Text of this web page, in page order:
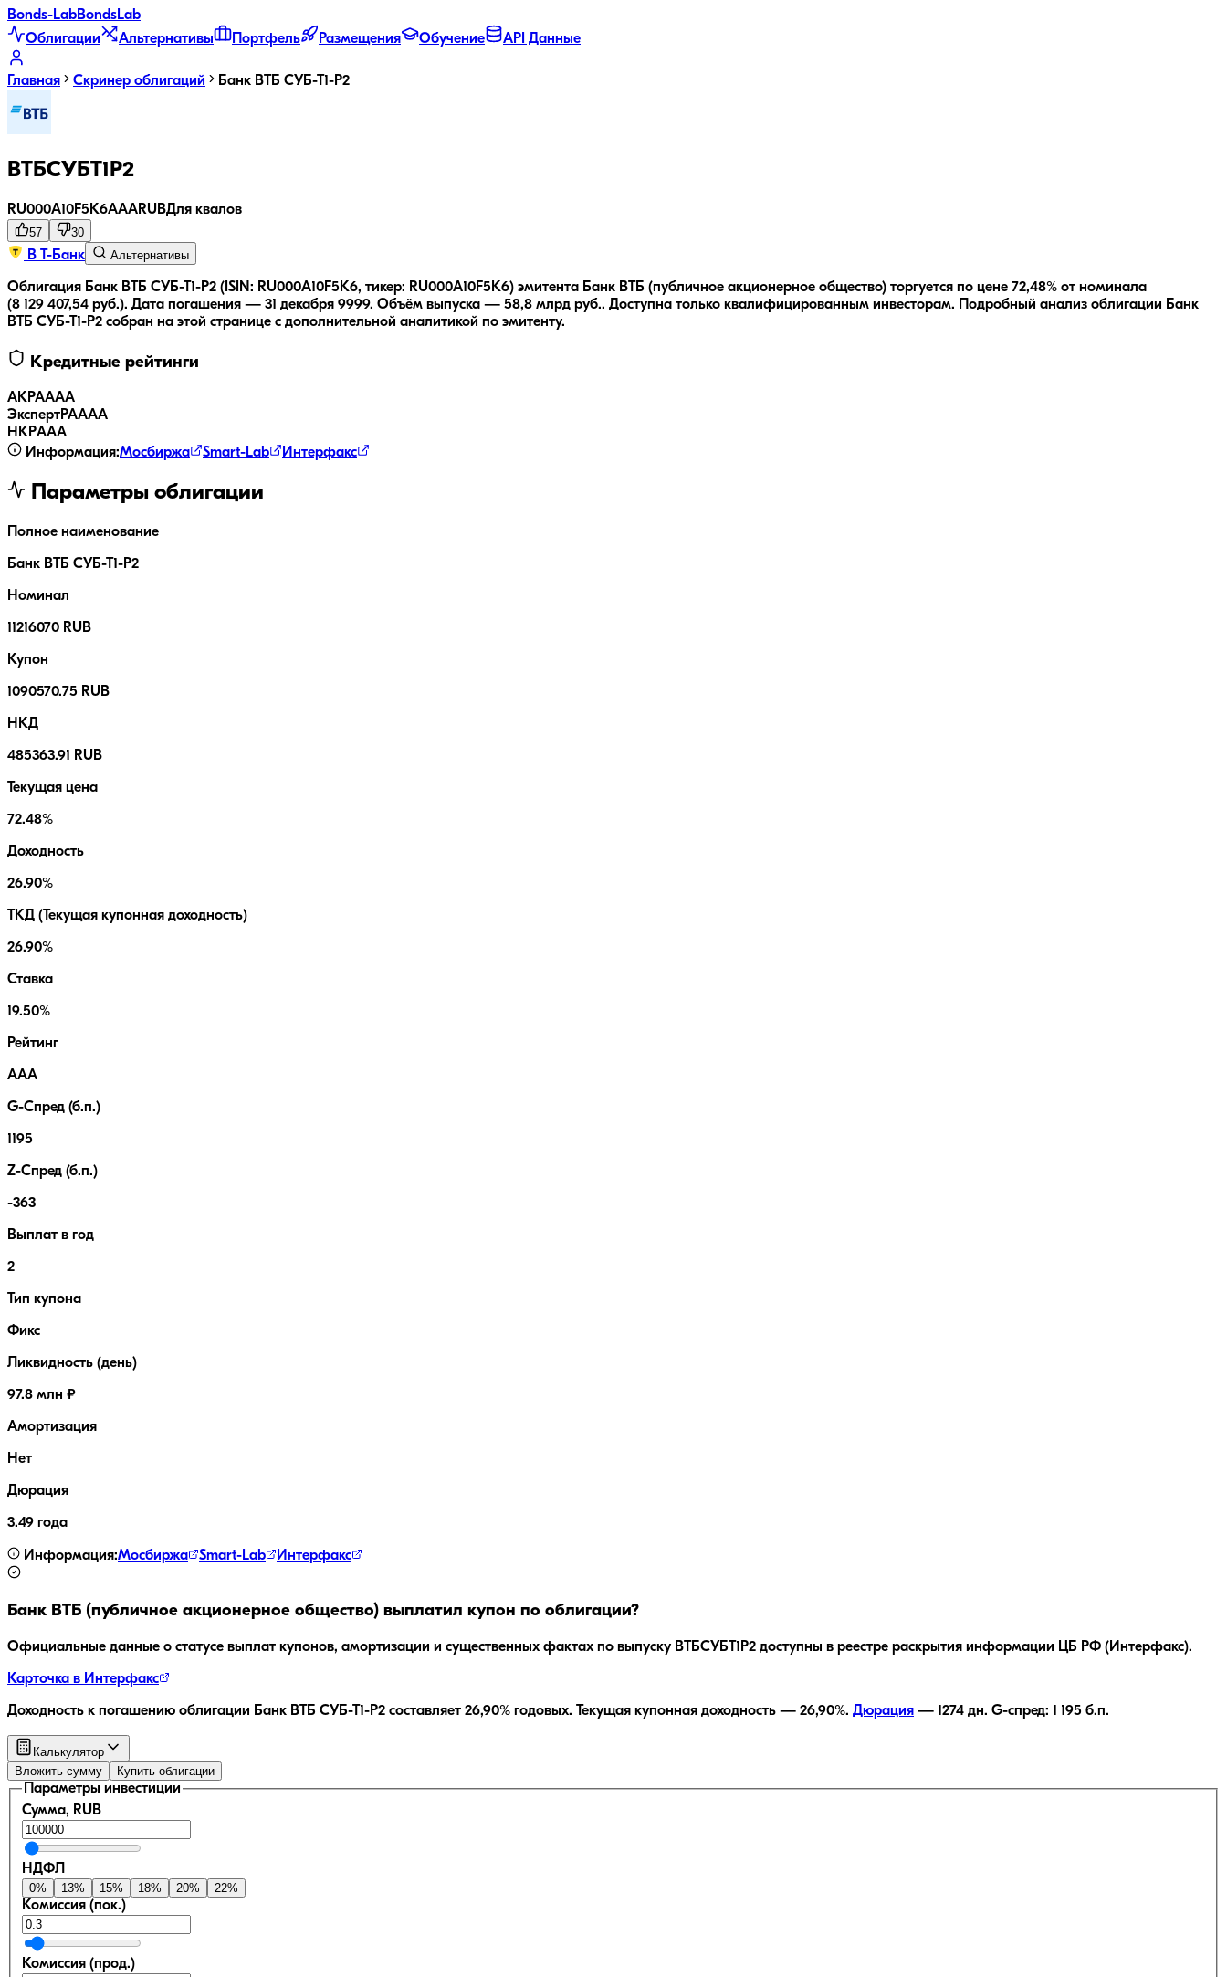
Bonds-LabBondsLab
Облигации
Альтернативы Портфель Размещения Обучение API Данные
Главная Скринер облигаций Банк ВТБ СУБ-Т1-Р2
ВТБСУБТ1Р2
RU000A10F5K6AAARUBДля квалов
57 30
В Т-Банк Альтернативы
Облигация Банк ВТБ СУБ-Т1-Р2 (ISIN: RU000A10F5K6, тикер: RU000A10F5K6) эмитента Банк ВТБ (публичное акционерное общество) торгуется по цене 72,48% от номинала
(8 129 407,54 руб.). Дата погашения — 31 декабря 9999. Объём выпуска — 58,8 млрд руб.. Доступна только квалифицированным инвесторам. Подробный анализ облигации Банк
ВТБ СУБ-Т1-Р2 собран на этой странице с дополнительной аналитикой по эмитенту.
Кредитные рейтинги
АКРАAAA
ЭкспертРАAAA
НКРAAA
Информация:Мосбиржа Smart-Lab Интерфакс
Параметры облигации
Полное наименование
Банк ВТБ СУБ-Т1-Р2
Номинал
11216070 RUB
Купон
1090570.75 RUB
НКД
485363.91 RUB
Текущая цена
72.48%
Доходность
26.90%
ТКД (Текущая купонная доходность)
26.90%
Ставка
19.50%
Рейтинг
AAA
G-Спред (б.п.)
1195
Z-Спред (б.п.)
-363
Выплат в год
2
Тип купона
Фикс
Ликвидность (день)
97.8 млн ₽
Амортизация
Нет
Дюрация
3.49 года
Информация:Мосбиржа Smart-Lab Интерфакс
Банк ВТБ (публичное акционерное общество) выплатил купон по облигации?
Официальные данные о статусе выплат купонов, амортизации и существенных фактах по выпуску ВТБСУБТ1Р2 доступны в реестре раскрытия информации ЦБ РФ (Интерфакс).
Карточка в Интерфакс
Доходность к погашению облигации Банк ВТБ СУБ-Т1-Р2 составляет 26,90% годовых. Текущая купонная доходность — 26,90%. Дюрация — 1274 дн. G-спред: 1 195 б.п.
Калькулятор
Вложить сумму
Купить облигации
Параметры инвестиции
Сумма, RUB
НДФЛ
0% 13% 15% 18% 20% 22%
Комиссия (пок.)
Комиссия (прод.)